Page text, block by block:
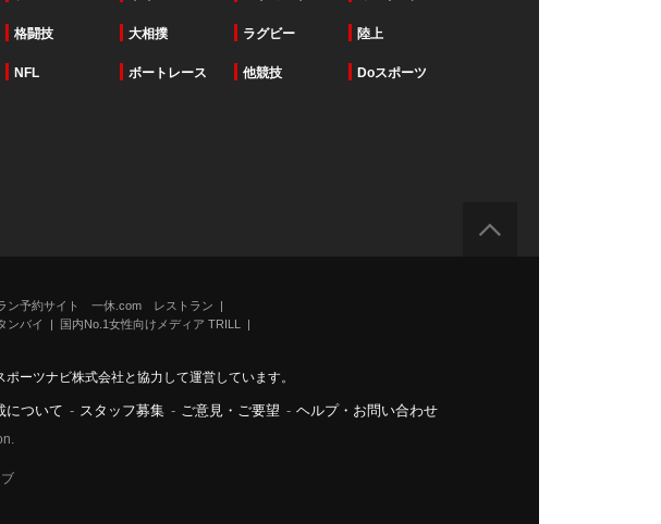
格闘技 大相撲 ラグビー 陸上
NFL ボートレース 他競技 Doスポーツ
ン予約サイト 一休.com レストラン
ンバイ
国内No.1女性向けメディア TRILL
ーツナビ株式会社と協力して運営しています。
について - スタッフ募集 - ご意見・ご要望 - ヘルプ・お問い合わせ